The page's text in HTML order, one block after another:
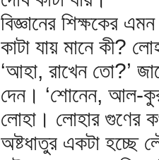
বিজ্ঞানের শিক্ষকের
কাটা যায় মানে কী?
‘আহা, রাখেন তো?’
দেন। ‘শোনেন, আল-
লোহা। লোহার গুণের
অষ্টধাতুর একটা হচ্ছে